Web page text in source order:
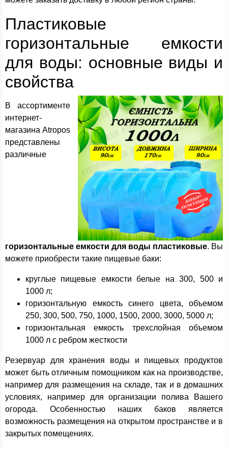
Пластиковые
горизонтальные емкости
для воды: основные виды и
свойства
В ассортименте
интернет-
магазина Atropos
представлены
различные
горизонтальные емкости для воды пластиковые. Вы
можете приобрести такие пищевые баки:
круглые пищевые емкости белые на 300, 500 и
1000 л;
горизонтальную емкость синего цвета, объемом
250, 300, 500, 750, 1000, 1500, 2000, 3000, 5000 л;
горизонтальная емкость трехслойная объемом
1000 л с ребром жесткости
Резервуар для хранения воды и пищевых продуктов
может быть отличным помощником как на производстве,
например для размещения на складе, так и в домашних
условиях, например для организации полива Вашего
огорода. Особенностью наших баков является
возможность размещения на открытом пространстве и в
закрытых помещениях.